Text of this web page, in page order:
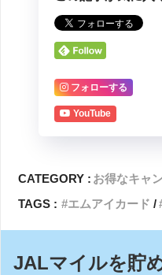
フォローする
YouTube
CATEGORY : お得なキャ
TAGS :
エムアイカード
JALマイルを貯